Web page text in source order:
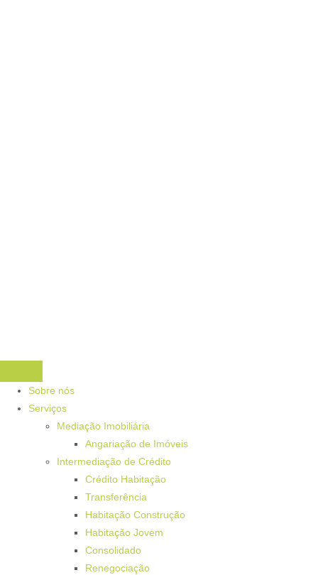
Sobre nós
Serviços
Mediação Imobiliária
Angariação de Imóveis
Intermediação de Crédito
Crédito Habitação
Transferência
Habitação Construção
Habitação Jovem
Consolidado
Renegociação